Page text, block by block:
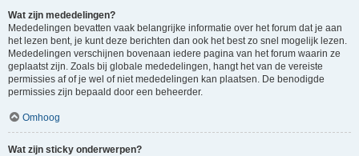
Wat zijn mededelingen?
Mededelingen bevatten vaak belangrijke informatie over het forum dat je aan
het lezen bent, je kunt deze berichten dan ook het best zo snel mogelijk lezen.
Mededelingen verschijnen bovenaan iedere pagina van het forum waarin ze
geplaatst zijn. Zoals bij globale mededelingen, hangt het van de vereiste
permissies af of je wel of niet mededelingen kan plaatsen. De benodigde
permissies zijn bepaald door een beheerder.
Omhoog
Wat zijn sticky onderwerpen?